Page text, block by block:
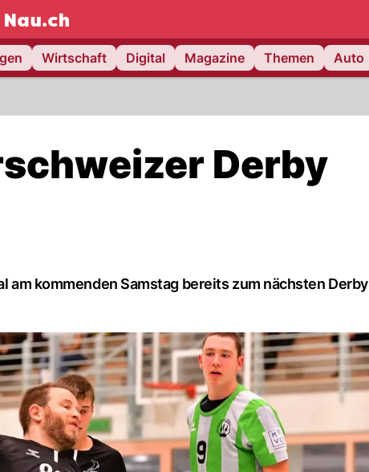
NAU.ch
Wirtschaft Digital Magazine Themen Auto
Derby
am kommenden Samstag bereits zum nächsten Derby